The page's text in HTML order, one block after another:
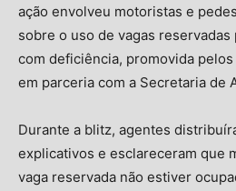
ação envolveu motoristas e
sobre o uso de vagas
com deficiência, promovida
em parceria com a Secretaria de
Durante a blitz, agentes
explicativos e esclareceram que
vaga reservada não estiver